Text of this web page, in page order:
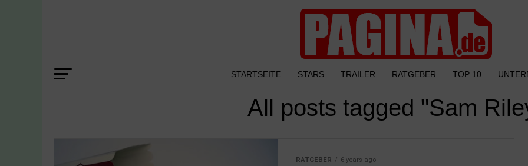
STARTSEITE STARS TRAILER RATGEBER TOP 10
All posts tagged "Sam
RATGEBER 6 years ago